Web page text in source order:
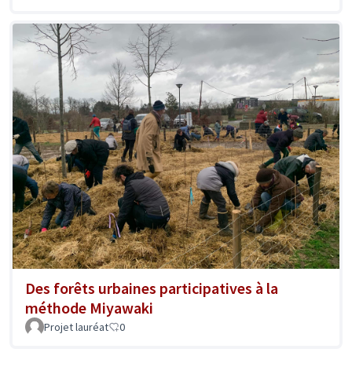
Des forêts urbaines participatives à la
méthode Miyawaki
Projet lauréat 0